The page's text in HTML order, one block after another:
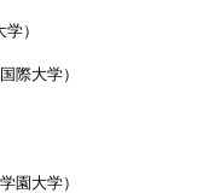
学）
学）
園大学）